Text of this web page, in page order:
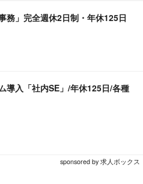
務」完全週休2日制・年休125日
導入「社内SE」/年休125日/各種
sponsored by 求人ボックス